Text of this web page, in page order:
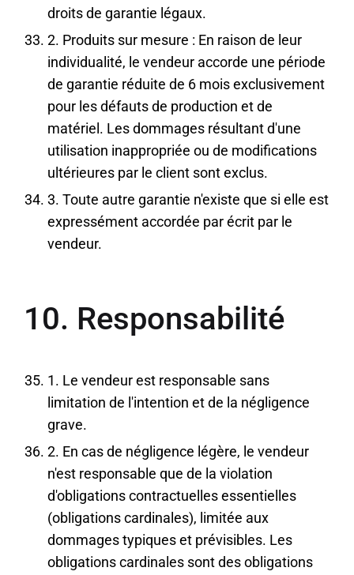
droits de garantie légaux.
2. Produits sur mesure : En raison de leur
individualité, le vendeur accorde une période
de garantie réduite de 6 mois exclusivement
pour les défauts de production et de
matériel. Les dommages résultant d'une
utilisation inappropriée ou de modifications
ultérieures par le client sont exclus.
3. Toute autre garantie n'existe que si elle est
expressément accordée par écrit par le
vendeur.
10. Responsabilité
1. Le vendeur est responsable sans
limitation de l'intention et de la négligence
grave.
2. En cas de négligence légère, le vendeur
n'est responsable que de la violation
d'obligations contractuelles essentielles
(obligations cardinales), limitée aux
dommages typiques et prévisibles. Les
obligations cardinales sont des obligations